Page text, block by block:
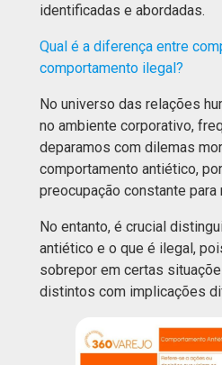
identificadas e abordadas.
Qual é a diferença entre
comportamento ilegal?
No universo das relações
no ambiente corporativo,
deparamos com dilemas
comportamento antiético,
preocupação constante
No entanto, é crucial
antiético e o que é ilegal,
sobrepor em certas
distintos com implicações